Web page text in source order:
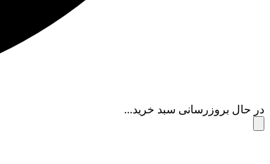
در حال بروزرسانی سبد خرید...